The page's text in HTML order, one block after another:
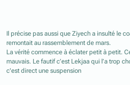
Il précise pas aussi que Ziyech a insulté le
remontait au rassemblement de mars.
La vérité commence à éclater petit à petit.
mauvais. Le fautif c’est Lekjaa qui l’a trop
c'est direct une suspension